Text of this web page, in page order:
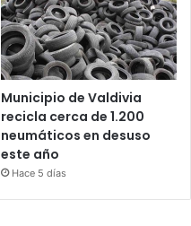
Municipio de Valdivia
recicla cerca de 1.200
neumáticos en desuso
este año
Hace 5 días